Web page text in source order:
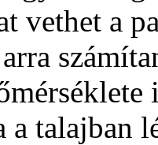
vethet a
a talajban